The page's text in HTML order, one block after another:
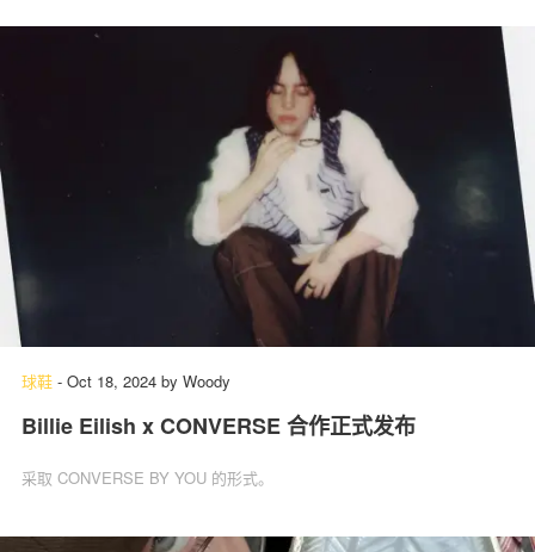
球鞋 - Oct 18, 2024 by Woody
Billie Eilish x CONVERSE 合作正式发布
采取 CONVERSE BY YOU 的形式。